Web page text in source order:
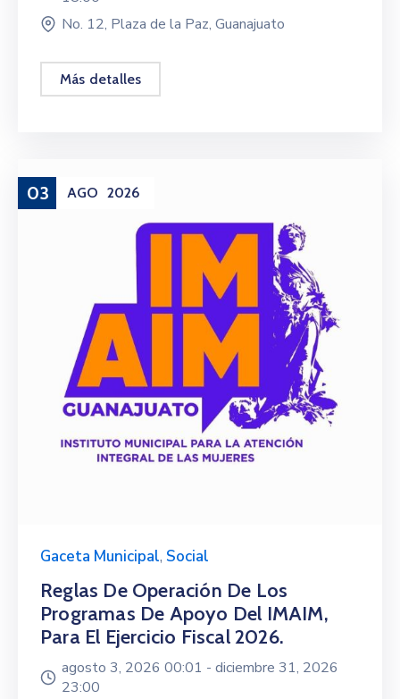
No. 12, Plaza de la Paz, Guanajuato
Más detalles
03 AGO 2026
Gaceta Municipal, Social
Reglas De Operación De Los
Programas De Apoyo Del IMAIM,
Para El Ejercicio Fiscal 2026.
agosto 3, 2026 00:01 - diciembre 31, 2026
23:00